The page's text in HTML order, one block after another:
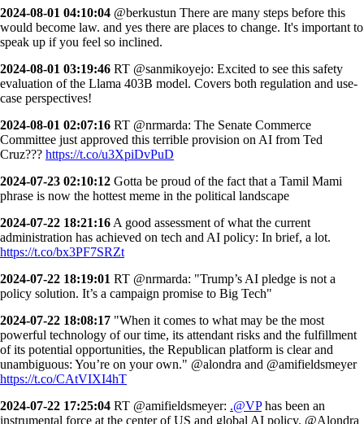
2024-08-01 04:10:04 @berkustun There are many steps before this
would become law. and yes there are places to change. It's important to
speak up if you feel so inclined.
2024-08-01 03:19:46 RT @sanmikoyejo: Excited to see this safety
evaluation of the Llama 403B model. Covers both regulation and use-
case perspectives!
2024-08-01 02:07:16 RT @nrmarda: The Senate Commerce
Committee just approved this terrible provision on AI from Ted
Cruz??? https://t.co/u3XpiDvPuD
2024-07-23 02:10:12 Gotta be proud of the fact that a Tamil Mami
phrase is now the hottest meme in the political landscape
2024-07-22 18:21:16 A good assessment of what the current
administration has achieved on tech and AI policy: In brief, a lot.
https://t.co/bx3PF7SRZt
2024-07-22 18:19:01 RT @nrmarda: "Trump’s AI pledge is not a
policy solution. It’s a campaign promise to Big Tech"
2024-07-22 18:08:17 "When it comes to what may be the most
powerful technology of our time, its attendant risks and the fulfillment
of its potential opportunities, the Republican platform is clear and
unambiguous: You’re on your own." @alondra and @amifieldsmeyer
https://t.co/CAtVIXI4hT
2024-07-22 17:25:04 RT @amifieldsmeyer: .@VPhas been an
instrumental force at the center of US and global AI policy. @Alondra